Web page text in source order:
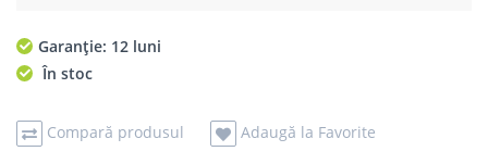
Garanție: 12 luni
În stoc
Compară produsul Adaugă la Favorite